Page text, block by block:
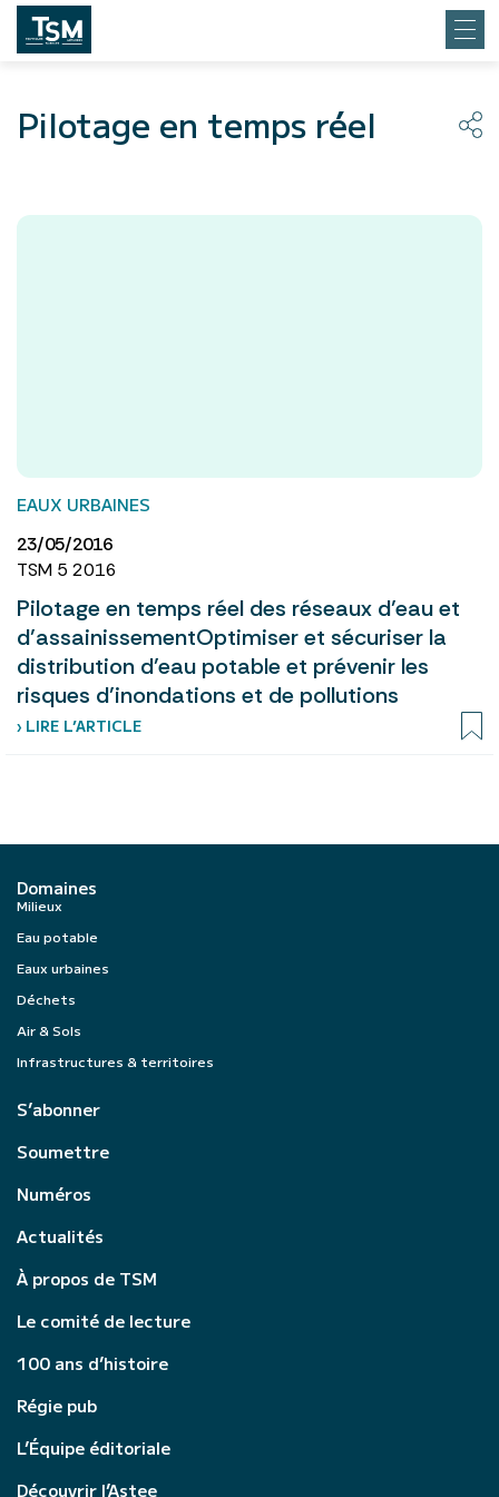
Pilotage en temps réel
EAUX URBAINES
23/05/2016
TSM 5 2016
Pilotage en temps réel des réseaux d’eau et
d’assainissementOptimiser et sécuriser la
distribution d’eau potable et prévenir les
risques d’inondations et de pollutions
› LIRE L’ARTICLE
Domaines
Milieux
Eau potable
Eaux urbaines
Déchets
Air & Sols
Infrastructures & territoires
S’abonner
Soumettre
Numéros
Actualités
À propos de TSM
Le comité de lecture
100 ans d’histoire
Régie pub
L’Équipe éditoriale
Découvrir l’Astee